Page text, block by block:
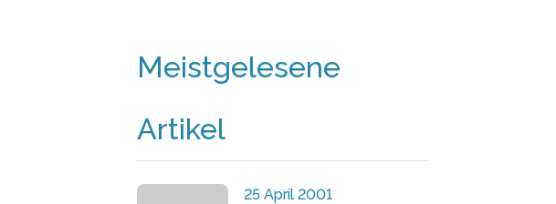
Meistgelesene
Artikel
25 April 2001